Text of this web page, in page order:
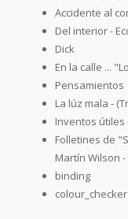
Accidente al
Del interior -
Dick
En la calle ...
Pensamientos
La lúz mala -
Inventos útiles
Folletines de
Martín Wilson
binding
colour_checker